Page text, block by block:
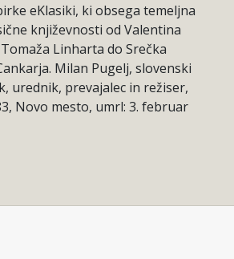
eKlasiki, ki obsega temeljna
književnosti od Valentina
Linharta do Srečka
Milan Pugelj, slovenski
urednik, prevajalec in režiser,
Novo mesto, umrl: 3. februar